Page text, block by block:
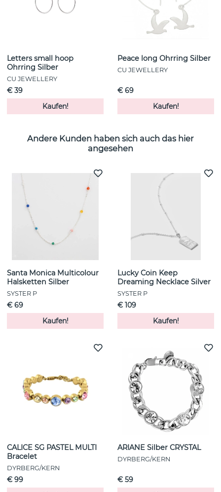
Letters small hoop
Ohrring Silber
CU JEWELLERY
€ 39
Kaufen!
Peace long Ohrring Silber
CU JEWELLERY
€ 69
Kaufen!
Andere Kunden haben sich auch das hier
angesehen
Santa Monica Multicolour
Halsketten Silber
SYSTER P
€ 69
Kaufen!
Lucky Coin Keep
Dreaming Necklace Silver
SYSTER P
€ 109
Kaufen!
CALICE SG PASTEL MULTI
Bracelet
DYRBERG/KERN
€ 99
ARIANE Silber CRYSTAL
DYRBERG/KERN
€ 59